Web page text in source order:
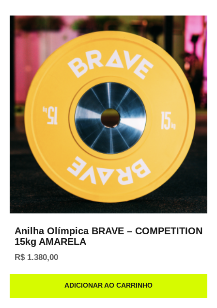
Anilha Olímpica BRAVE – COMPETITION
15kg AMARELA
R$1.380,00
ADICIONAR AO CARRINHO